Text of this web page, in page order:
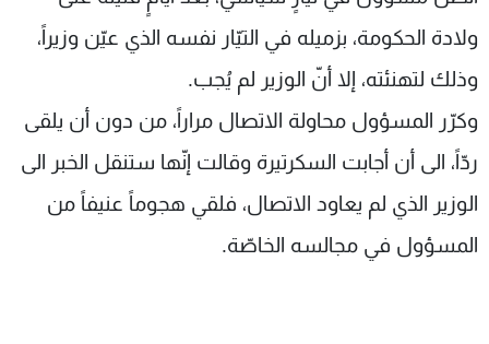
ولادة الحكومة، بزميله في التيّار نفسه الذي عيّن وزيراً،
وذلك لتهنئته، إلا أنّ الوزير لم يُجب.
وكرّر المسؤول محاولة الاتصال مراراً، من دون أن يلقى
ردّاً، الى أن أجابت السكرتيرة وقالت إنّها ستنقل الخبر الى
الوزير الذي لم يعاود الاتصال، فلقي هجوماً عنيفاً من
المسؤول في مجالسه الخاصّة.
شاهد البرامج
الترددات
عن MTV
الإنـتـاج
لاعلاناتكم
وظائف
شروط الإسـتخدام
سياسة الخصوصية